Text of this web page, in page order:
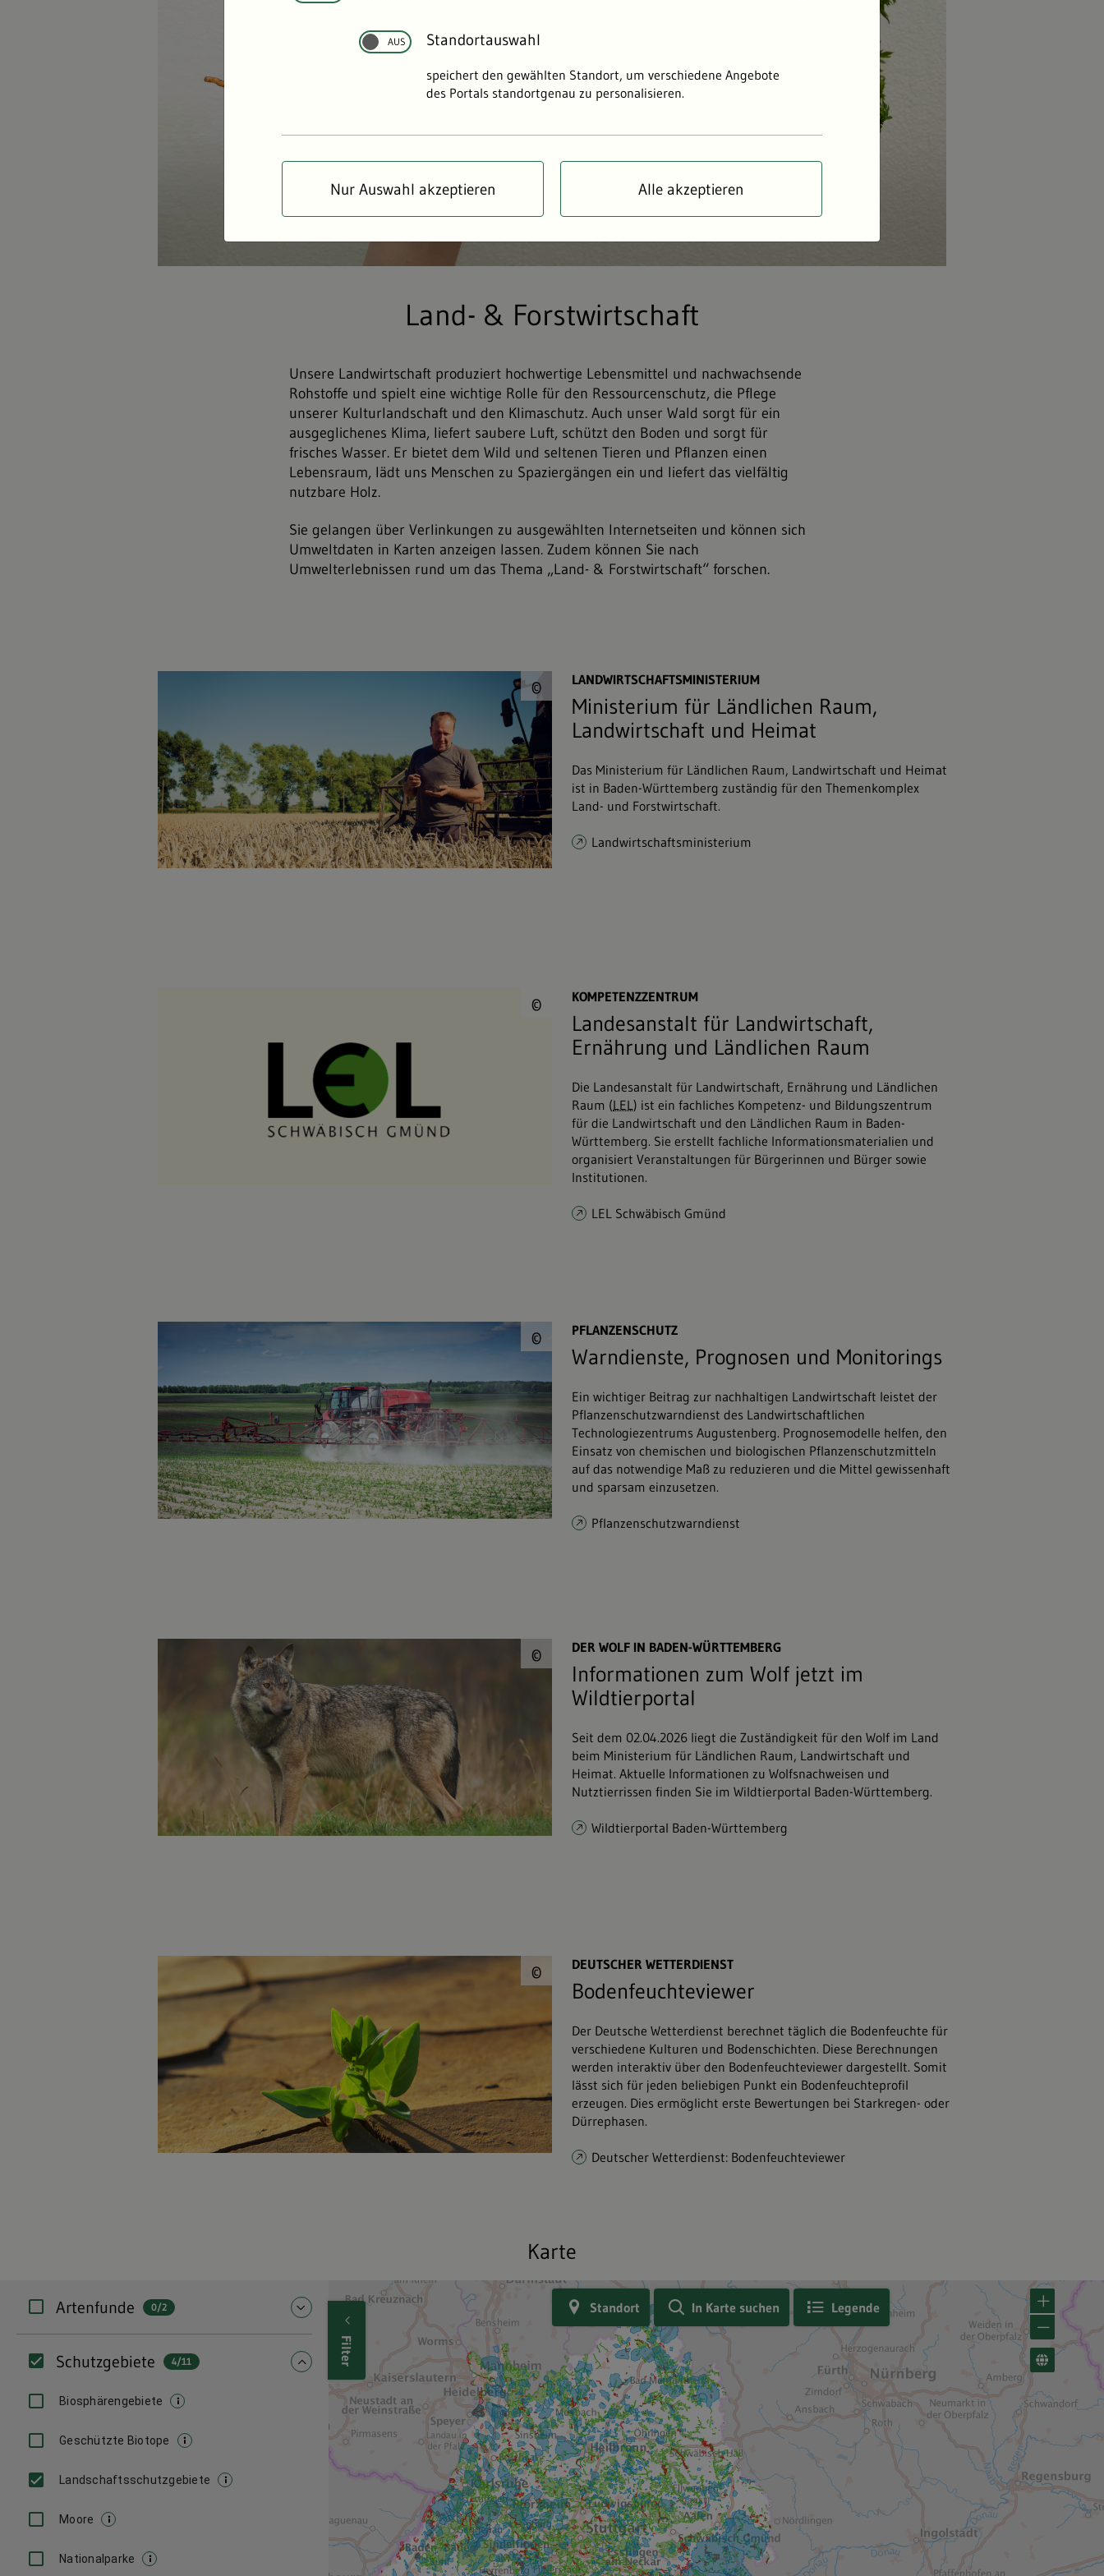
Land- & Forstwirtschaft
Unsere Landwirtschaft produziert hochwertige Lebensmittel und nachwachsende
Rohstoffe und spielt eine wichtige Rolle für den Ressourcenschutz, die Pflege
unserer Kulturlandschaft und den Klimaschutz. Auch unser Wald sorgt für ein
ausgeglichenes Klima, liefert saubere Luft, schützt den Boden und sorgt für
frisches Wasser. Er bietet dem Wild und seltenen Tieren und Pflanzen einen
Lebensraum, lädt uns Menschen zu Spaziergängen ein und liefert das vielfältig
nutzbare Holz.
Sie gelangen über Verlinkungen zu ausgewählten Internetseiten und können sich
Umweltdaten in Karten anzeigen lassen. Zudem können Sie nach
Umwelterlebnissen rund um das Thema „Land- & Forstwirtschaft“ forschen.
© © danylamote&#047;stock.adobe.com
LANDWIRTSCHAFTSMINISTERIUM
Ministerium für Ländlichen Raum,
Landwirtschaft und Heimat
Das Ministerium für Ländlichen Raum, Landwirtschaft und Heimat
ist in Baden-Württemberg zuständig für den Themenkomplex
Land- und Forstwirtschaft.
Landwirtschaftsministerium
© © Landesanstalt für Landwirtschaft, Ernährung und
KOMPETENZZENTRUM
Landesanstalt für Landwirtschaft,
Ernährung und Ländlichen Raum
Die Landesanstalt für Landwirtschaft, Ernährung und Ländlichen
Raum (LEL) ist ein fachliches Kompetenz- und Bildungszentrum
für die Landwirtschaft und den Ländlichen Raum in Baden-
Württemberg. Sie erstellt fachliche Informationsmaterialien und
organisiert Veranstaltungen für Bürgerinnen und Bürger sowie
Institutionen.
LEL Schwäbisch Gmünd
© © Oleksandr&#047;stock.adobe.com
PFLANZENSCHUTZ
Warndienste, Prognosen und Monitorings
Ein wichtiger Beitrag zur nachhaltigen Landwirtschaft leistet der
Pflanzenschutzwarndienst des Landwirtschaftlichen
Technologiezentrums Augustenberg. Prognosemodelle helfen, den
Einsatz von chemischen und biologischen Pflanzenschutzmitteln
auf das notwendige Maß zu reduzieren und die Mittel gewissenhaft
und sparsam einzusetzen.
Pflanzenschutzwarndienst
© © Piotr Krzeslak&#047;stock.adobe.com
DER WOLF IN BADEN-WÜRTTEMBERG
Informationen zum Wolf jetzt im
Wildtierportal
Seit dem 02.04.2026 liegt die Zuständigkeit für den Wolf im Land
beim Ministerium für Ländlichen Raum, Landwirtschaft und
Heimat. Aktuelle Informationen zu Wolfsnachweisen und
Nutztierrissen finden Sie im Wildtierportal Baden-Württemberg.
Wildtierportal Baden-Württemberg
© © Viktor&#047;Fotolia.com
DEUTSCHER WETTERDIENST
Bodenfeuchteviewer
Der Deutsche Wetterdienst berechnet täglich die Bodenfeuchte für
verschiedene Kulturen und Bodenschichten. Diese Berechnungen
werden interaktiv über den Bodenfeuchteviewer dargestellt. Somit
lässt sich für jeden beliebigen Punkt ein Bodenfeuchteprofil
erzeugen. Dies ermöglicht erste Bewertungen bei Starkregen- oder
Dürrephasen.
Deutscher Wetterdienst: Bodenfeuchteviewer
Karte
Filter
Standortauswahl
speichert den gewählten Standort, um verschiedene Angebote
des Portals standortgenau zu personalisieren.
Nur Auswahl akzeptieren Alle akzeptieren